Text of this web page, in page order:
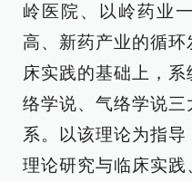
岭医院、以岭药业
高、新药产业的循
床实践的基础上，
络学说、气络学说
系。以该理论为指
理论研究与临床实践